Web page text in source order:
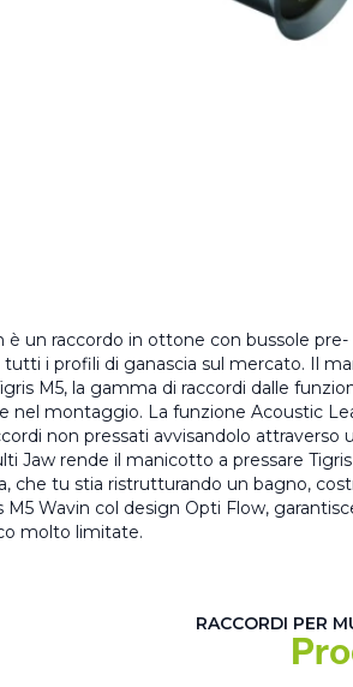
è un raccordo in ottone con bussole pre-
tutti i profili di ganascia sul mercato. Il
M5, la gamma di raccordi dalle
nel montaggio. La funzione Acoustic
non pressati avvisandolo attraverso
Jaw rende il manicotto a pressare
che tu stia ristrutturando un bagno,
Wavin col design Opti Flow,
molto limitate.
RACCORDI PER